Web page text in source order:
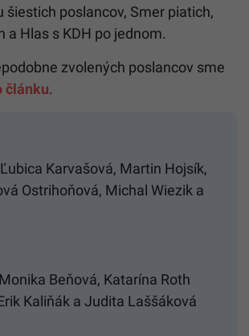
šiestich poslancov, Smer piatich,
a Hlas s KDH po jednom.
zvolených poslancov sme
článku.
Karvašová, Martin Hojsík,
Ostrihoňová, Michal Wiezik a
Beňová, Katarína Roth
Kaliňák a Judita Laššáková